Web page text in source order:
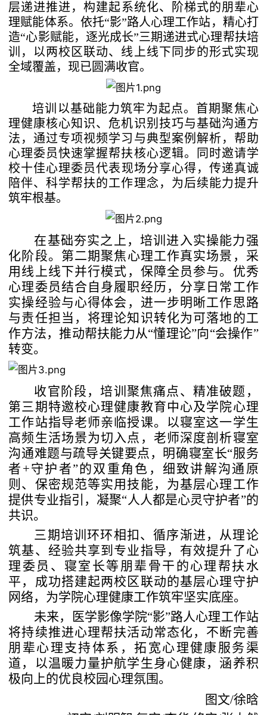
基层教学组织
实验教学中心
党建动态
学生工作
团学工作
招生就业
专业介绍
招生信息
就业服务
校友之窗
校友动态
历届校友
医学影像博物馆
层递进推进，构建起系统化、阶梯式的朋辈心
理赋能体系。 依托“影”路人心理工作站， 精心打
造“心影赋能，逐光成长”三期递进式心理帮扶培
训，以两校区联动、线上线下同步的形式实现
全域覆盖，现已圆满收官。
培训以基础能力筑牢为起点。 首期聚焦心
理健康核心知识、危机识别技巧与基础沟通方
法，通过专项视频学习与典型案例解析， 帮助
心理委员快速掌握帮扶核心逻辑。 同时邀请学
校十佳心理委员代表现场分享心得，传递真诚
陪伴、科学帮扶的工作理念，为后续能力提升
筑牢根基。
在基础夯实之上，培训进入实操能力强
化阶段。 第二期聚焦心理工作真实场景，采
用线上线下并行模式 ， 保障全员参与。优秀
心理委员结合自身履职经历，分享 日常工作
实操经验与心得体会 ，进一步明晰工作思路
与责任担当，将理论知识转化为可落地的工
作方法，推动帮扶能力从“懂理论”向“会操作”
转变。
收官阶段，培训聚焦痛点 、 精准破题，
第三期特邀校心理健康教育中心及学院心理
工作站指导老师亲临授课。以寝室这一学生
高频生活场景为切入点，老师深度剖析寝室
沟通难题与疏导关键要点，明确寝室长“服务
者+守护者”的双重角色，细致讲解沟通原
则、保密规范等实用技能，为基层心理工作
提供专业指引，凝聚“人人都是心灵守护者”的
共识。
三期培训环环相扣、循序渐进，从理论
筑基、经验共享到专业指导， 有效提升了心
理委员、寝室长等朋辈骨干的心理帮扶水
平，成功搭建起两校区联动的基层心理守护
网络，为学院心理健康工作筑牢坚实底座。
未来，医学影像学院“影”路人心理工作站
将持续推进心理帮扶活动常态化，不断完善
朋辈心理支持体系，拓宽心理健康服务渠
道，以温暖力量护航学生身心健康，涵养积
极向上的优良校园心理氛围。
图 文/徐晗